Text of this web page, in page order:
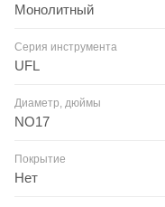
Монолитный
Серия инструмента
UFL
Диаметр, дюймы
NO17
Покрытие
Нет